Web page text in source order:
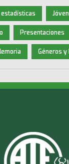
Presentaciones
Géneros y